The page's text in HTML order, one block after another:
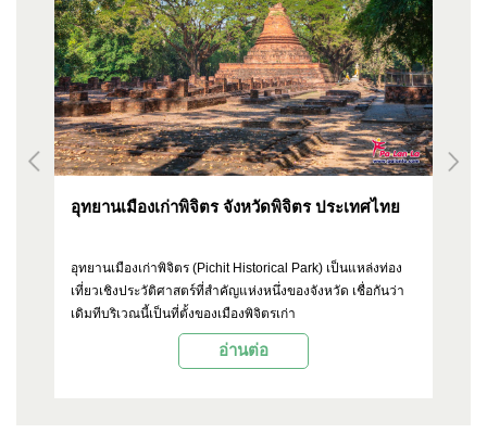
อุทยานเมืองเก่าพิจิตร จังหวัดพิจิตร ประเทศไทย
อุทยานเมืองเก่าพิจิตร (Pichit Historical Park) เป็นแหล่งท่อง
เที่ยวเชิงประวัติศาสตร์ที่สำคัญแห่งหนึ่งของจังหวัด เชื่อกันว่า
เดิมทีบริเวณนี้เป็นที่ตั้งของเมืองพิจิตรเก่า
อ่านต่อ